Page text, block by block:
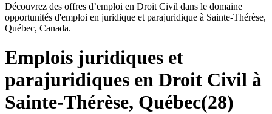
Découvrez des offres d’emploi en Droit Civil dans le domaine
opportunités d'emploi en juridique et parajuridique à Sainte-Thérèse,
Québec, Canada.
Emplois juridiques et
parajuridiques en Droit Civil à
Sainte-Thérèse, Québec(28)